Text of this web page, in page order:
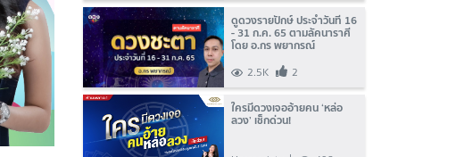
ดูดวงรายปักษ์ ประจำวันที่ 16
- 31 ก.ค. 65 ตามลัคนาราศี
โดย อ.กร พยากรณ์
2.5K 2
ใครมีดวงเจออ้ายคน ‘หล่อ
ลวง’ เช็กด่วน!